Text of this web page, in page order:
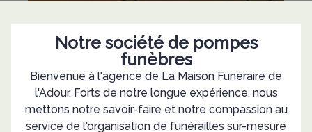
Notre société de pompes
funèbres
Bienvenue à l'agence de La Maison Funéraire de
l'Adour. Forts de notre longue expérience, nous
mettons notre savoir-faire et notre compassion au
service de l'organisation de funérailles sur-mesure